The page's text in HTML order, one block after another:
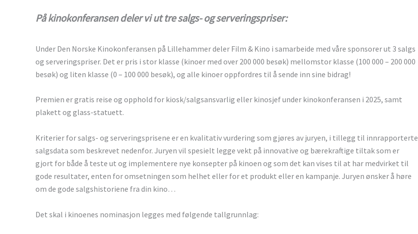
På kinokonferansen deler vi ut tre salgs- og serveringspriser:
Under Den Norske Kinokonferansen på Lillehammer deler Film & Kino i samarbeide med våre sponsorer ut 3 salgs
og serveringspriser. Det er pris i stor klasse (kinoer med over 200 000 besøk) mellomstor klasse (100 000 – 200 000
besøk) og liten klasse (0 – 100 000 besøk), og alle kinoer oppfordres til å sende inn sine bidrag!
Premien er gratis reise og opphold for kiosk/salgsansvarlig eller kinosjef under kinokonferansen i 2025, samt
plakett og glass-statuett.
Kriterier for salgs- og serveringsprisene er en kvalitativ vurdering som gjøres av juryen, i tillegg til innrapporterte
salgsdata som beskrevet nedenfor. Juryen vil spesielt legge vekt på innovative og bærekraftige tiltak som er
gjort for både å teste ut og implementere nye konsepter på kinoen og som det kan vises til at har medvirket til
gode resultater, enten for omsetningen som helhet eller for et produkt eller en kampanje. Juryen ønsker å høre
om de gode salgshistoriene fra din kino…
Det skal i kinoenes nominasjon legges med følgende tallgrunnlag: